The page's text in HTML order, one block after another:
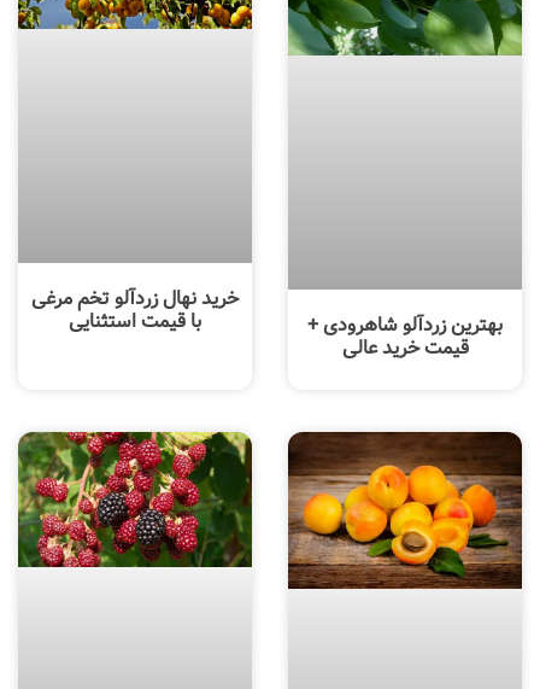
بهترین زردآلو شاهرودی +
قیمت خرید عالی
خرید نهال زردآلو تخم مرغی
با قیمت استثنایی